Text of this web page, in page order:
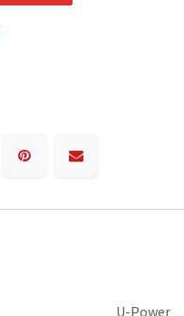
U-Power